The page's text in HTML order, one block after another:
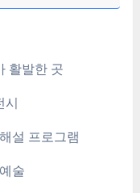
활발한 곳
시
설 프로그램
술